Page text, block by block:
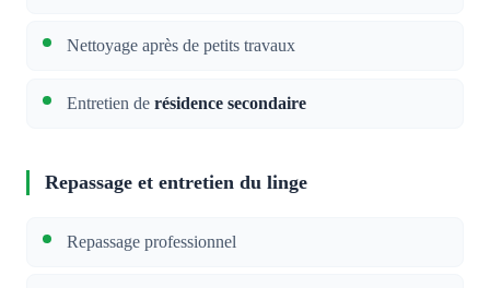
Nettoyage après de petits travaux
Entretien de résidence secondaire
Repassage et entretien du linge
Repassage professionnel